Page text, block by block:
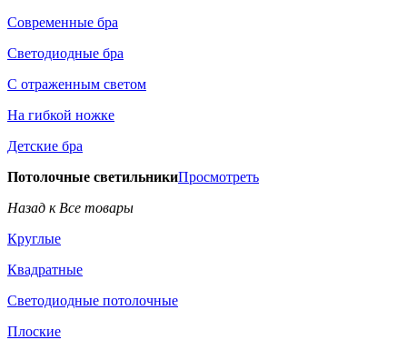
Современные бра
Светодиодные бра
С отраженным светом
На гибкой ножке
Детские бра
Потолочные светильникиПросмотреть
Назад к Все товары
Круглые
Квадратные
Светодиодные потолочные
Плоские